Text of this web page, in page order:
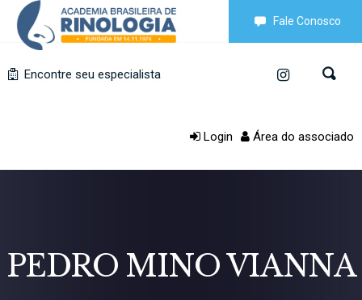
Fale Conosco
Encontre seu especialista
Login Área do associado
PEDRO MINO VIANNA